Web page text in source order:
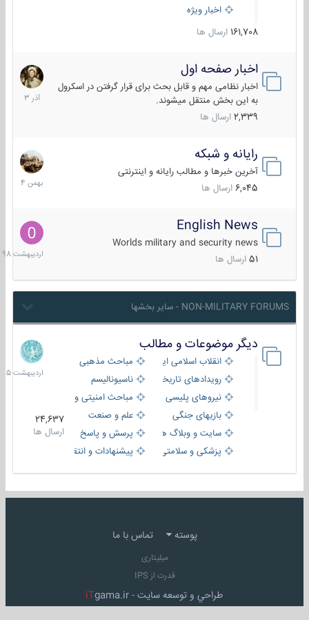
اخبار ویژه
161,708 ارسال ها
اخبار صفحه اول
اخبار نظامی مهم و قابل بحث برای قرار گرفتن در اسکرول
به این بخش منتقل میشوند.
2,339 ارسال ها
7
آذر
1403
رایانه و شبکه
آخرین خبرها و مطالب رایانه و اینترنتی
6,045 ارسال ها
30
بهمن
1404
English News
Worlds military and security news
51 ارسال ها
10
1398
NON-MILITARY FORUMS - سایر بخشها
دیگر موضوعات و مطالب
انقلاب اسلامی ایران
مباحث مذهبی
رویدادهای تاریخی و مذهبیناسیونالیسم
نیروهای پلیسی
مباحث امنیتی و اطلاعاتی
بازیهای جنگی
علم و صنعت
سایت و وبلاگ ها
پرسش و پاسخ
پزشکی و سلامتی
پیشنهادات و انتقادات
24,637
ارسال ها
8
1405
پوسته تماس با ما
میلیتاری
قدرت از IPS
طراحي و توسعه سايت - iTgama.ir